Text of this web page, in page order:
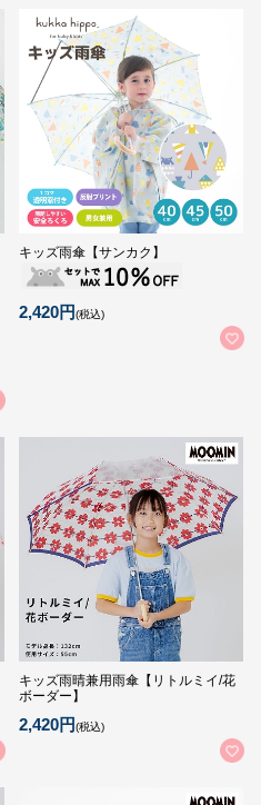
キッズ雨傘【サンカク】
2,420円(税込)
キッズ雨晴兼用雨傘【リトルミイ/花
ボーダー】
2,420円(税込)